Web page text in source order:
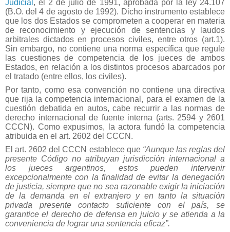
Judicial , el 2 de julio de 1991, aprobada por la ley 24.107
(B.O. del 4 de agosto de 1992). Dicho instrumento establece
que los dos Estados se comprometen a cooperar en materia
de reconocimiento y ejecución de sentencias y laudos
arbitrales dictados en procesos civiles, entre otros (art.1).
Sin embargo, no contiene una norma específica que regule
las cuestiones de competencia de los jueces de ambos
Estados, en relación a los distintos procesos abarcados por
el tratado (entre ellos, los civiles).
Por tanto, como esa convención no contiene una directiva
que rija la competencia internacional, para el examen de la
cuestión debatida en autos, cabe recurrir a las normas de
derecho internacional de fuente interna (arts. 2594 y 2601
CCCN). Como expusimos, la actora fundó la competencia
atribuida en el art. 2602 del CCCN.
El art. 2602 del CCCN establece que “Aunque las reglas del
presente Código no atribuyan jurisdicción internacional a
los jueces argentinos, estos pueden intervenir
excepcionalmente con la finalidad de evitar la denegación
de justicia, siempre que no sea razonable exigir la iniciación
de la demanda en el extranjero y en tanto la situación
privada presente contacto suficiente con el país, se
garantice el derecho de defensa en juicio y se atienda a la
conveniencia de lograr una sentencia eficaz”.